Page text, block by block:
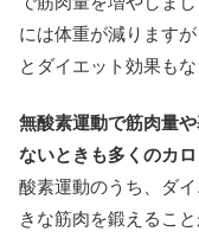
には体重が減ります
とダイエット効果もな
無酸素運動で筋肉量
ないときも多くのカ
酸素運動のうち、ダ
きな筋肉を鍛えるこ